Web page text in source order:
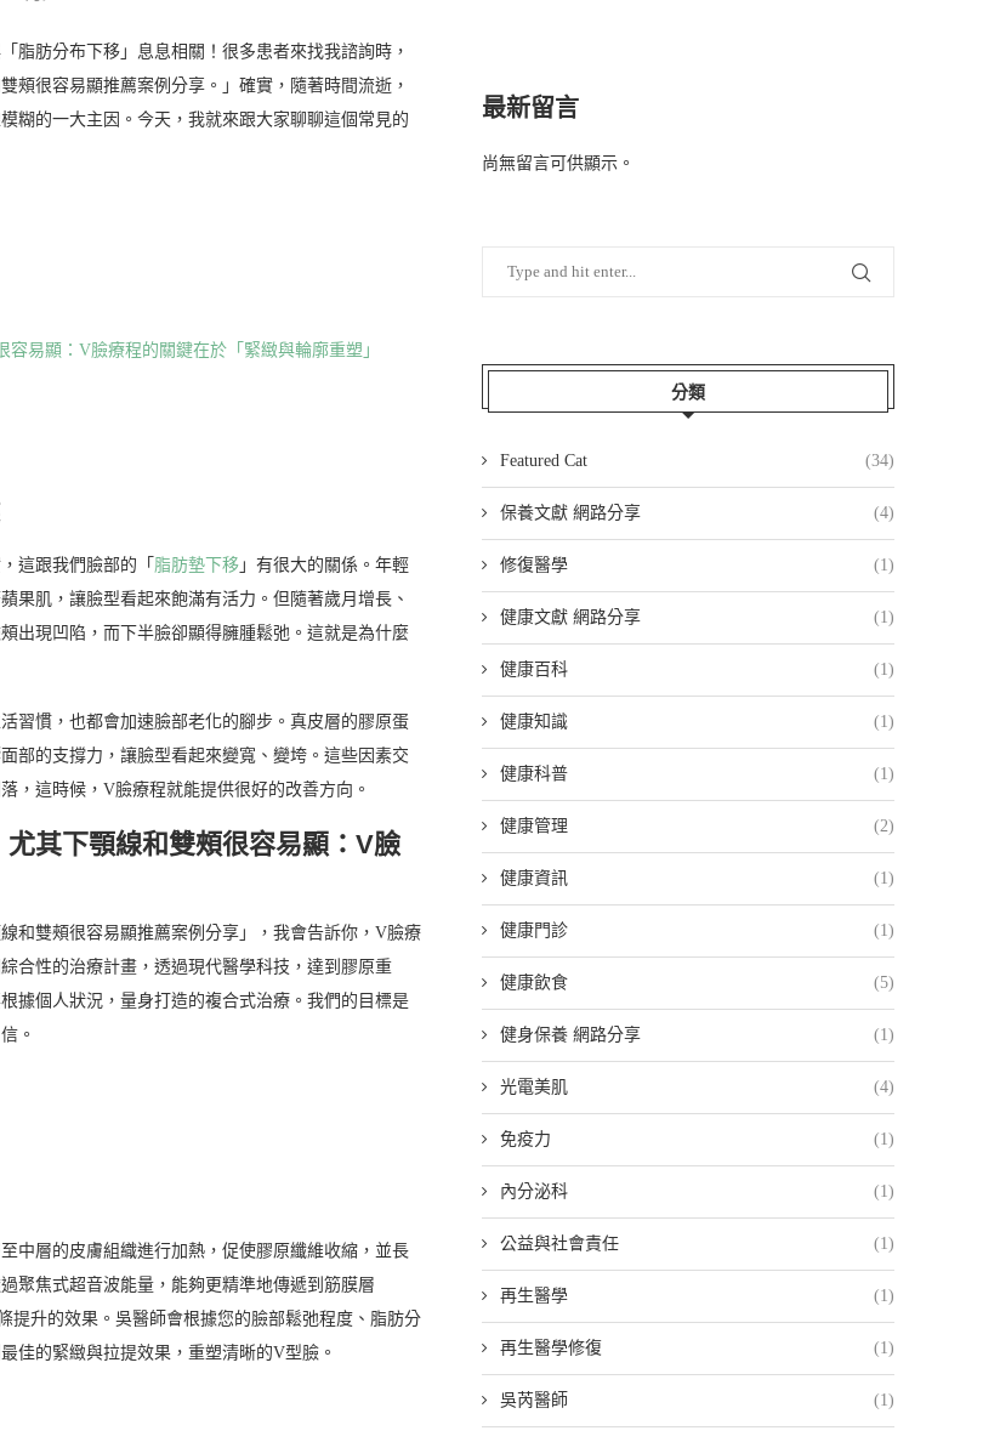
脂肪分布下移」息息相關！很多患者來找我諮詢時，
頰很容易顯推薦案例分享。」確實，隨著時間流逝，
糊的一大主因。今天，我就來跟大家聊聊這個常見的
易顯：V臉療程的關鍵在於「緊緻與輪廓重塑」
這跟我們臉部的「 脂肪墊下移 」有很大的關係。年輕
果肌，讓臉型看起來飽滿有活力。但隨著歲月增長、
出現凹陷，而下半臉卻顯得臃腫鬆弛。這就是為什麼
習慣，也都會加速臉部老化的腳步。真皮層的膠原蛋
部的支撐力，讓臉型看起來變寬、變垮。這些因素交
，這時候，V臉療程就能提供很好的改善方向。
其下顎線和雙頰很容易顯：V臉
和雙頰很容易顯推薦案例分享」，我會告訴你，V臉療
合性的治療計畫，透過現代醫學科技，達到膠原重
據個人狀況，量身打造的複合式治療。我們的目標是
。
中層的皮膚組織進行加熱，促使膠原纖維收縮，並長
聚焦式超音波能量，能夠更精準地傳遞到筋膜層
提升的效果。吳醫師會根據您的臉部鬆弛程度、脂肪分
佳的緊緻與拉提效果，重塑清晰的V型臉。
最新留言
尚無留言可供顯示。
分類
Featured Cat (34)
保養文獻 網路分享 (4)
修復醫學 (1)
健康文獻 網路分享 (1)
健康百科 (1)
健康知識 (1)
健康科普 (1)
健康管理 (2)
健康資訊 (1)
健康門診 (1)
健康飲食 (5)
健身保養 網路分享 (1)
光電美肌 (4)
免疫力 (1)
內分泌科 (1)
公益與社會責任 (1)
再生醫學 (1)
再生醫學修復 (1)
吳芮醫師 (1)